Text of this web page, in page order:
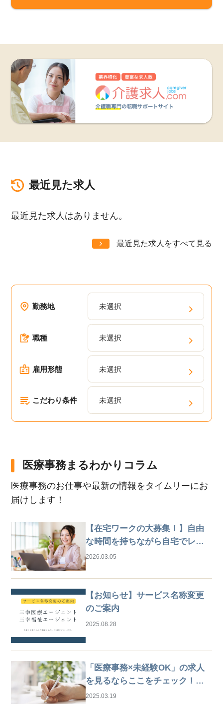
最近見た求人
最近見た求人はありません。
最近見た求人をすべて見る
勤務地 未選択
職種 未選択
雇用形態 未選択
こだわり条件 未選択
医療事務まるわかりコラム
医療事務のお仕事や最新の情報をタイムリーにお
届けします！
【在宅ワークの大募集！】自由
な時間を持ちながら自宅でレセ
プト業務
2026.03.05
【お知らせ】サービス名称変更
のご案内
2025.08.28
「医療事務×未経験OK」の求人
を見るならここをチェック！は
じめての仕事探しガイド
2025.03.19